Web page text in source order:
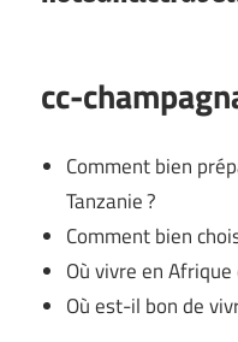
cc-
Comment bien
Tanzanie ?
Comment bien
Où vivre en Afrique
Où est-il bon de